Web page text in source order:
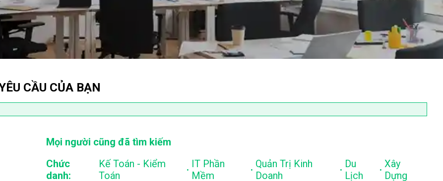
CẦU CỦA BẠN
Mọi người cũng đã tìm kiếm
Chức
danh:
Kế Toán - Kiểm
Toán
. IT Phần
Mềm
. Quản Trị Kinh
Doanh
. Du
Lịch
. Xây
Dựng